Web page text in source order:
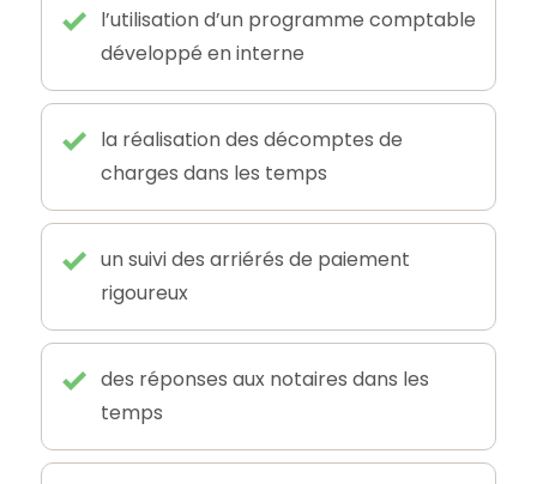
l’utilisation d’un programme comptable
développé en interne
la réalisation des décomptes de
charges dans les temps
un suivi des arriérés de paiement
rigoureux
des réponses aux notaires dans les
temps